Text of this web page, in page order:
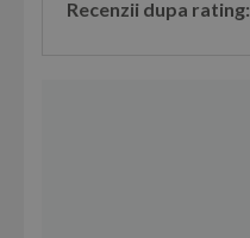
Recenzii dupa rating: